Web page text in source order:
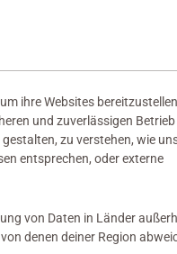
Röhre für
und sorgt dafür, dass
Röhre und fixiere
300 bis 1500 Teilen und
ihre Websites
und zuverlässigen
zu verstehen, wie
entsprechen, oder externe
von Daten in Länder
denen deiner Region